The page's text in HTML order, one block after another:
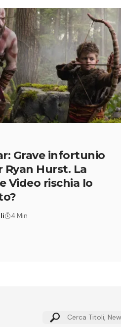
Grave infortunio
Ryan Hurst. La
Video rischia lo
4 Min